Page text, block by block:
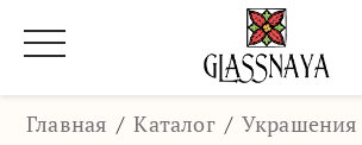
Главная / Каталог / Украшения